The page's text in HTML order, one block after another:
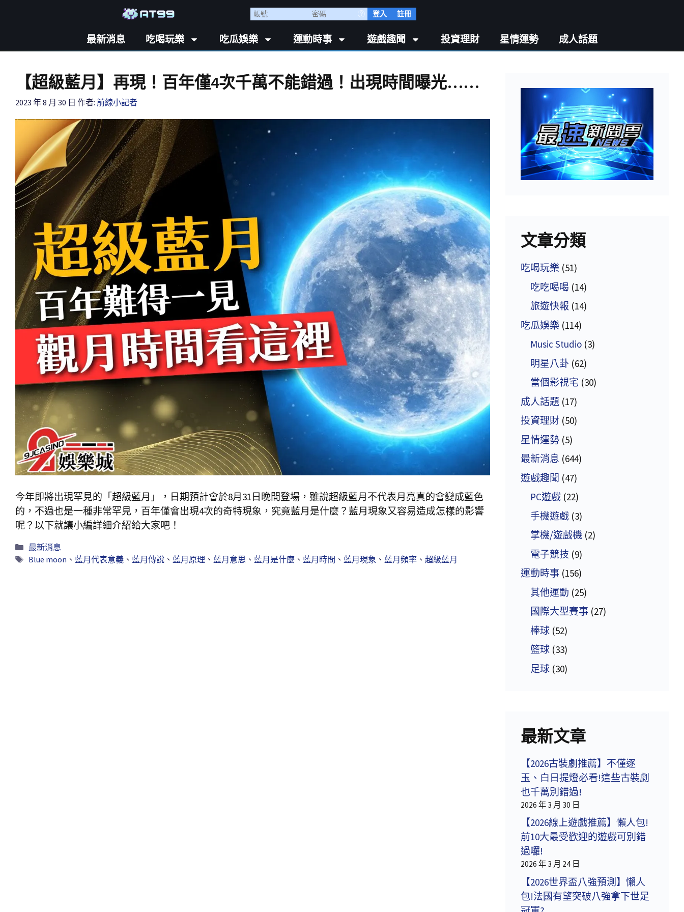
登入 註冊
最新消息 吃喝玩樂 吃瓜娛樂 運動時事 遊戲趣聞 投資理財 星情運勢 成人話題
【超級藍月】再現！百年僅4次千萬不能錯過！出現時間曝光……
2023 年 8 月 30 日 作者: 前線小記者
今年即將出現罕見的「超級藍月」，日期預計會於8月31日晚間登場，雖說超級藍月不代表月亮真的會變成藍色
的，不過也是一種非常罕見，百年僅會出現4次的奇特現象，究竟藍月是什麼？藍月現象又容易造成怎樣的影響
呢？以下就讓小編詳細介紹給大家吧！
最新消息
Blue moon 、 藍月代表意義、 藍月傳說、 藍月原理 、 藍月意思、 藍月是什麼、 藍月時間 、 藍月現象 、 藍月頻率、 超級藍月
文章分類
吃喝玩樂 (51)
吃吃喝喝 (14)
旅遊快報 (14)
吃瓜娛樂 (114)
Music Studio (3)
明星八卦 (62)
當個影視宅 (30)
成人話題 (17)
投資理財 (50)
星情運勢 (5)
最新消息 (644)
遊戲趣聞 (47)
PC遊戲 (22)
手機遊戲 (3)
掌機/遊戲機 (2)
電子競技 (9)
運動時事 (156)
其他運動 (25)
國際大型賽事 (27)
棒球 (52)
籃球 (33)
足球 (30)
最新文章
【2026古裝劇推薦】不僅逐
玉、白日提燈必看!這些古裝劇
也千萬別錯過!
2026 年 3 月 30 日
【2026線上遊戲推薦】懶人包!
前10大最受歡迎的遊戲可別錯
過囉!
2026 年 3 月 24 日
【2026世界盃八強預測】懶人
包!法國有望突破八強拿下世足